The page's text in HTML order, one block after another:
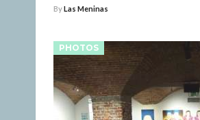
ByLas Meninas
PHOTOS